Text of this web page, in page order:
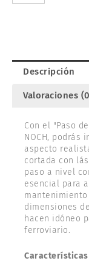
Descripción
Valoraciones
Con el "Paso
NOCH, podrás
aspecto
cortada con
paso a nivel
esencial para
mantenimiento
dimensiones de
hacen idóneo
ferroviario.